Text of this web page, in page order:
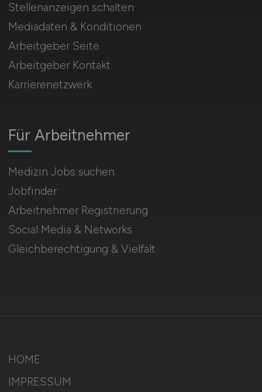
Für Arbeitnehmer
Medizin Jobs suchen
Jobfinder
Arbeitnehmer Registrierung
Social Media & Networks
Gleichberechtigung & Vielfalt
Stellenanzeigen schalten
Mediadaten & Konditionen
Arbeitgeber Seite
Arbeitgeber Kontakt
Karrierenetzwerk
HOME
IMPRESSUM